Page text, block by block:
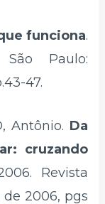
funciona.
Paulo:
47.
Antônio. Da
cruzando
Revista
de 2006, pgs